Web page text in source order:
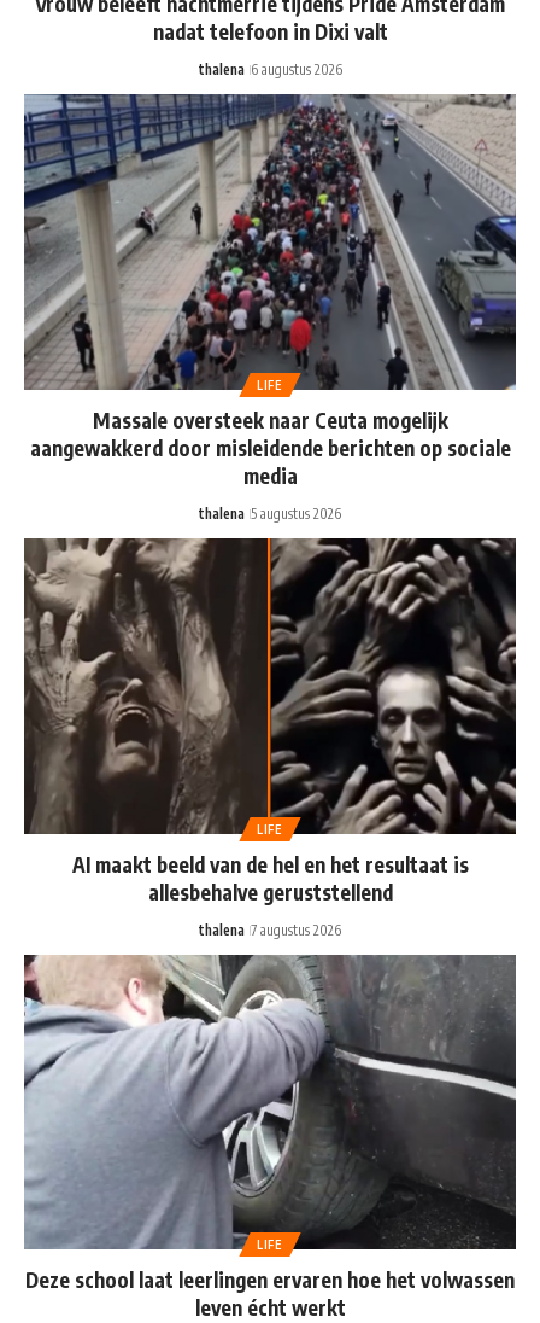
nadat telefoon in Dixi valt
thalena 6 augustus 2026
LIFE
Massale oversteek naar Ceuta mogelijk
aangewakkerd door misleidende berichten op sociale
media
thalena 5 augustus 2026
LIFE
AI maakt beeld van de hel en het resultaat is
allesbehalve geruststellend
thalena 7 augustus 2026
LIFE
Deze school laat leerlingen ervaren hoe het volwassen
leven écht werkt